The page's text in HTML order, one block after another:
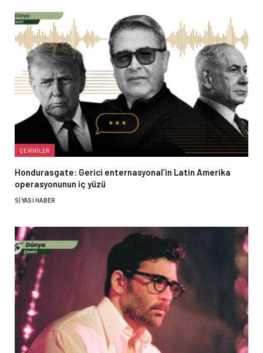
ÇEVIRILER
Hondurasgate: Gerici enternasyonal’in Latin Amerika
operasyonunun iç yüzü
SIYASI HABER